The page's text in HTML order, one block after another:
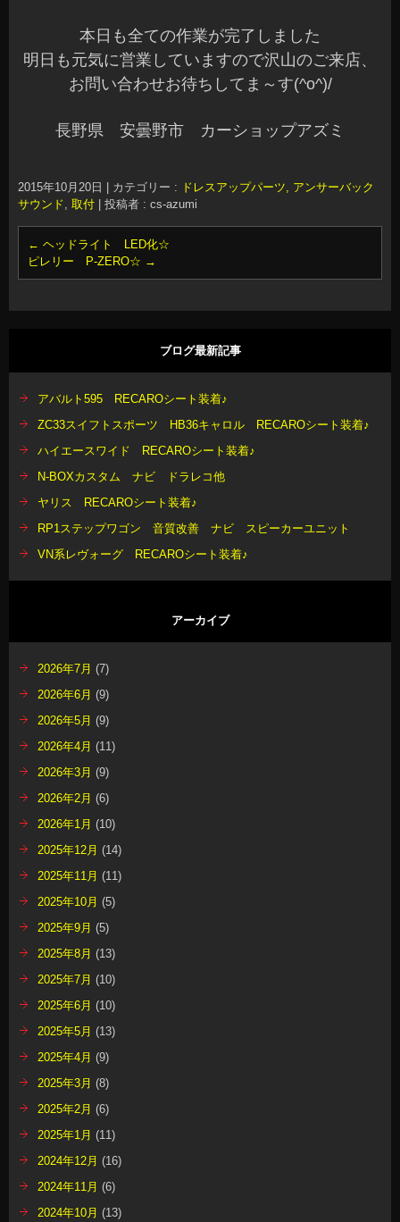
本日も全ての作業が完了しました
明日も元気に営業していますので沢山のご来店、
お問い合わせお待ちしてま～す(^o^)/
長野県 安曇野市 カーショップアズミ
2015年10月20日 カテゴリー : ドレスアップパーツ, アンサーバック
サウンド, 取付 投稿者 : cs-azumi
← ヘッドライト LED化☆
ピレリー P-ZERO☆ →
ブログ最新記事
アバルト595 RECAROシート装着♪
ZC33スイフトスポーツ HB36キャロル RECAROシート装着♪
ハイエースワイド RECAROシート装着♪
N-BOXカスタム ナビ ドラレコ他
ヤリス RECAROシート装着♪
RP1ステップワゴン 音質改善 ナビ スピーカーユニット
VN系レヴォーグ RECAROシート装着♪
アーカイブ
2026年7月 (7)
2026年6月 (9)
2026年5月 (9)
2026年4月 (11)
2026年3月 (9)
2026年2月 (6)
2026年1月 (10)
2025年12月 (14)
2025年11月 (11)
2025年10月 (5)
2025年9月 (5)
2025年8月 (13)
2025年7月 (10)
2025年6月 (10)
2025年5月 (13)
2025年4月 (9)
2025年3月 (8)
2025年2月 (6)
2025年1月 (11)
2024年12月 (16)
2024年11月 (6)
2024年10月 (13)